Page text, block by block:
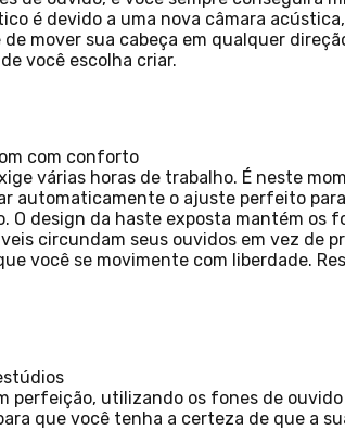
é devido a uma nova câmara
mover sua cabeça em qualquer
você escolha criar.
com conforto
várias horas de trabalho. É neste
automaticamente o ajuste perfeito
O design da haste exposta mantém
circundam seus ouvidos em vez de
você se movimente com liberdade.
perfeição, utilizando os fones de
que você tenha a certeza de que a